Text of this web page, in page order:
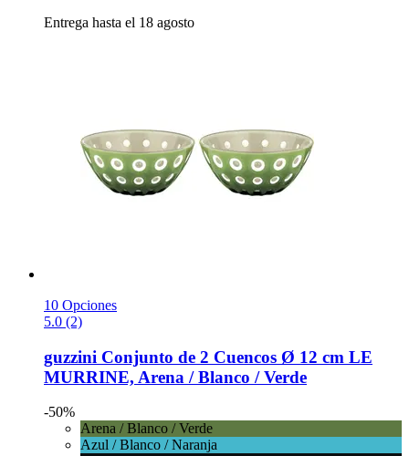
Entrega hasta el 18 agosto
10 Opciones
5.0 (2)
guzzini Conjunto de 2 Cuencos Ø 12 cm LE
MURRINE, Arena / Blanco / Verde
-50%
Arena / Blanco / Verde
Azul / Blanco / Naranja